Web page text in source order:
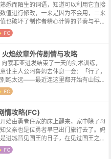
悉而陌生的词语，知道可以利用它直接
值进行修改，一来是因为不会用，二来
也破坏了制作者精心计算的节奏与平
《火纹外传》的第一个盗贼洞窟里随机
结果几个角色都刷到能...
FC
焰纹章外传剧情与攻略
索菲亚进发结束了一天的剑术训练，
让主人公阿鲁姆去休息一会：「行了，
跑太远——最近连这里都开始有山贼出
小村拉姆似乎格外的热闹。小伙伴们正
的男人问长问短。男...
FC
情攻略(FC)
始由勇者住家的床上醒来，家中除了母
父亲也是位勇者早已出门旅行去了。妈
进城晋见国王的日子，在见过国王之後
的装备，并告诉你可以到城外的酒店去
里阿罕大陆上共...
FC